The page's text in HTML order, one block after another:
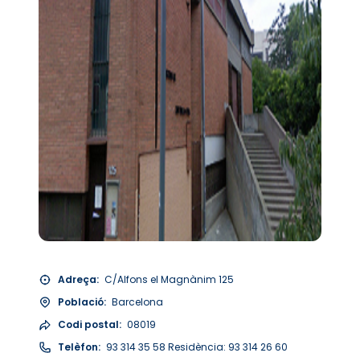
Adreça: C/Alfons el Magnànim 125
Població: Barcelona
Codi postal: 08019
Telèfon: 93 314 35 58 Residència: 93 314 26 60